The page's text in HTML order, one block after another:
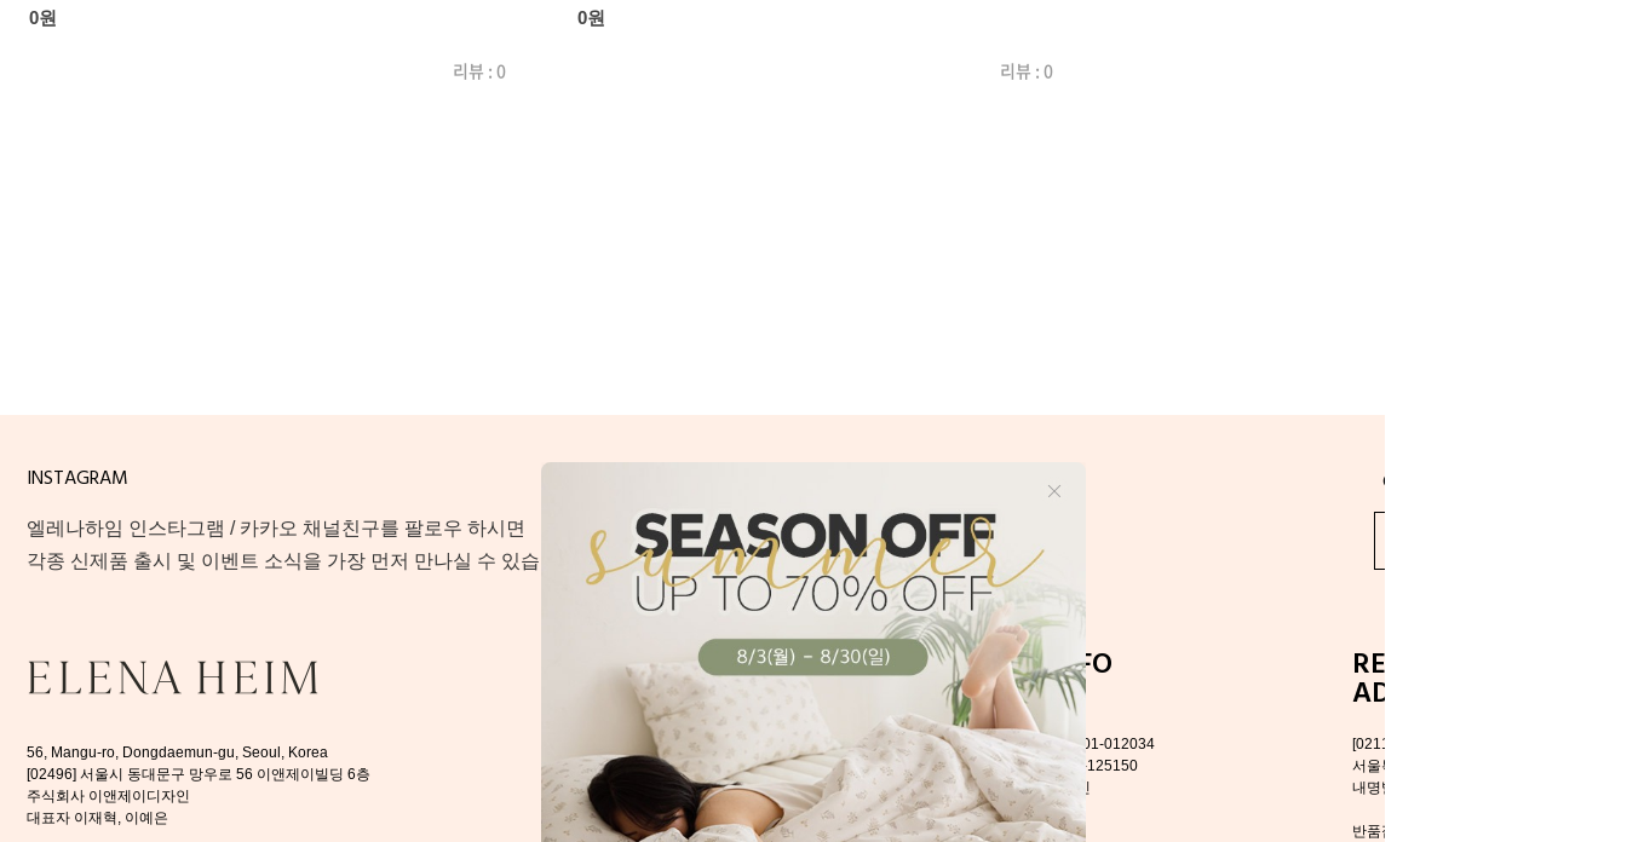
0원
리뷰 : 0
0원
리뷰 : 0
INSTAGRAM @www_elenaheim_com
엘레나하임 인스타그램 / 카카오 채널친구를 팔로우 하시면
각종 신제품 출시 및 이벤트 소식을 가장 먼저 만나실 수 있습니다.
56, Mangu-ro, Dongdaemun-gu, Seoul, Korea
[02496] 서울시 동대문구 망우로 56 이앤제이빌딩 6층
주식회사 이앤제이디자인
대표자 이재혁, 이예은
CUSTOMER
CENTER
02-3394-5643
카카오 플러스친구 : 엘레나하임
BANK INFO
국민은행 926137-01-012034
신한은행 100-034-125150
(주)이앤제이디자인
RETURN DELIVERY
ADDRESS
[02118]
서울특별시 중랑구 망우로26길 103
내명빌딩 1층 엘레나하임
반품접수는 로젠택배를